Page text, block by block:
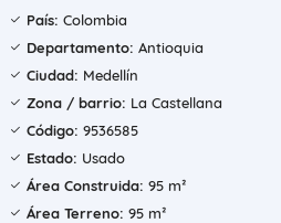
País: Colombia
Departamento: Antioquia
Ciudad: Medellín
Zona / barrio: La Castellana
Código: 9536585
Estado: Usado
Área Construida: 95 m²
Área Terreno: 95 m²